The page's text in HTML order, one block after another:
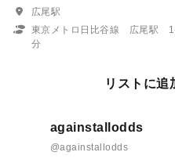
広尾駅
東京メトロ日比谷線 広尾駅 1
分
リストに追
againstallodds
@againstallodds